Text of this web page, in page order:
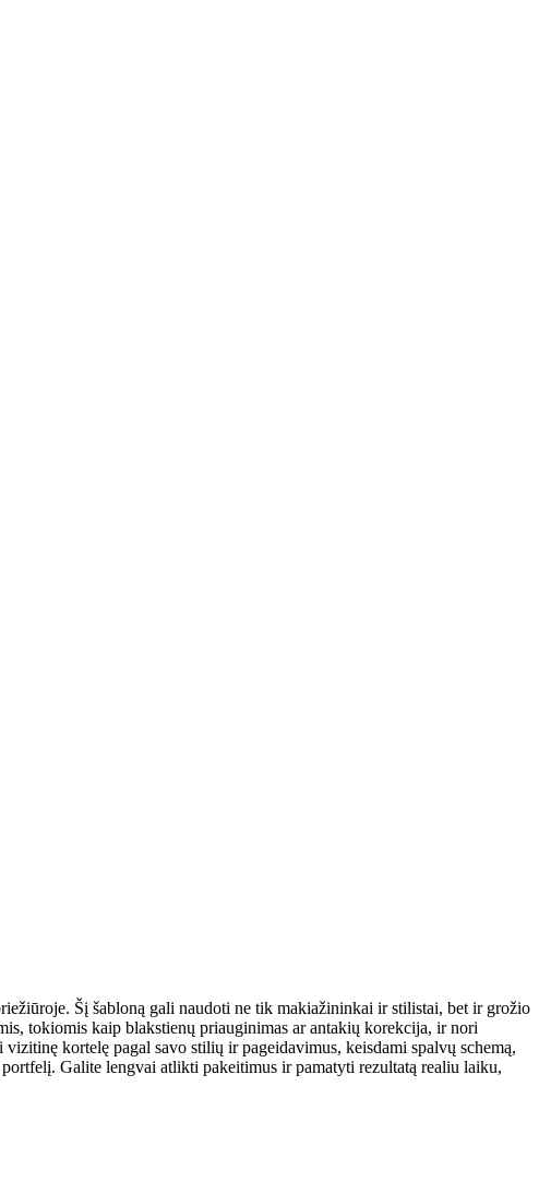
Šį šabloną gali naudoti ne tik makiažininkai ir stilistai, bet ir grožio
tokiomis kaip blakstienų priauginimas ar antakių korekcija, ir nori
kortelę pagal savo stilių ir pageidavimus, keisdami spalvų schemą,
Galite lengvai atlikti pakeitimus ir pamatyti rezultatą realiu laiku,